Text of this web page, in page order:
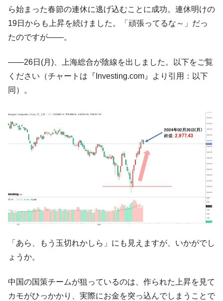
『Money1』
韓国･李在明さっそく不動産対策で浅薄な発
言。
『Money1』
だ。
『Money1』
『韓国銀行』が「金の保有量を増やしま
す」⇒「金を経由するドル入手」手段ではないのか？
『Money1』
『Money1』
韓国･帰ってきた李在明。李在明を支持しな
い「50.5％」に上昇
『Money1』
韓国大統領府ボンクラ政策室長が告発され
た ⇒ 国家が行った恐るべき株価操作であり、空前の国政壟
韓国･警察職員が「丸刈りになって抗議活
動」
『Money1』
中国だけが鉄鋼輸出を異常増加させる ⇒ 中
国の過剰生産が世界を蝕む。
種は全般的「不調」⇒ PSIが示す現況は決して良くない。
『Money1』
『Money1』 韓国で猛暑。南東部では干ばつ
ら始まった春節の連休に逃げ込むことに成功。連休明けの
19日からも上昇を続けました。「頑張ってるな～」だっ
たのですが――。
――26日(月)、上海総合が陰線を出しました。以下をご覧
ください（チャートは『Investing.com』より引用：以下
同）。
「あら、もう玉切れかしら」にも見えますが、いかがでし
ょうか。
中国の国策チームが狙っているのは、作られた上昇を見て
カモがひっかかり、実際にお金を突っ込んでしまうことで